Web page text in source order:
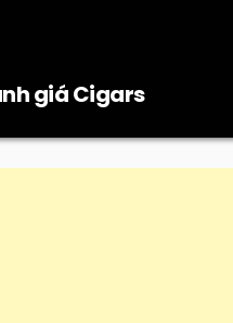
giá Cigars